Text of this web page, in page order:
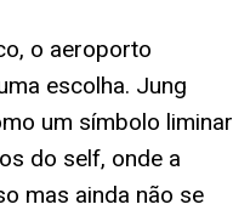
o aeroporto
escolha. Jung
um símbolo liminar
do self, onde a
mas ainda não se